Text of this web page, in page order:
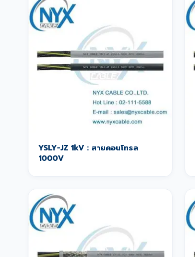
YSLY-JZ 1kV : สายคอนโทรล
1000V